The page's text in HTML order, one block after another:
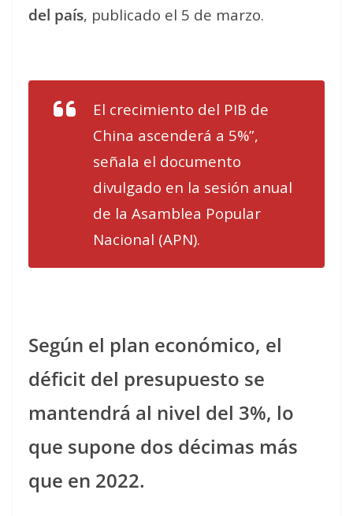
del país, publicado el 5 de marzo.
El crecimiento del PIB de
China ascenderá a 5%”,
señala el documento
divulgado en la sesión anual
de la Asamblea Popular
Nacional (APN).
Según el plan económico, el
déficit del presupuesto se
mantendrá al nivel del 3%, lo
que supone dos décimas más
que en 2022.